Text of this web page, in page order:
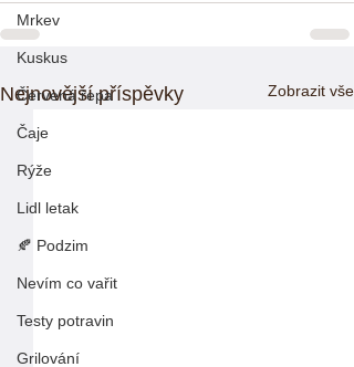
Mrkev
Kuskus
Červená řepa
Čaje
Rýže
Lidl letak
🍂 Podzim
Nevím co vařit
Testy potravin
Grilování
Nejnovější příspěvky Zobrazit vše